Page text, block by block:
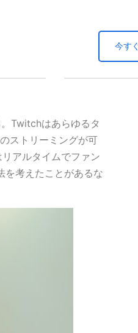
今す
Twitchはあらゆるタ
ストリーミングが可
アルタイムでファン
を考えたことがあるな